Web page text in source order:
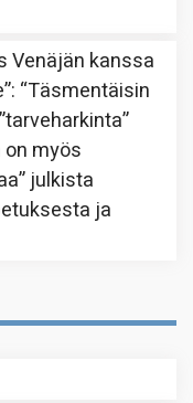
Venäjän kanssa
: “Täsmentäisin
myös
julkista
ja